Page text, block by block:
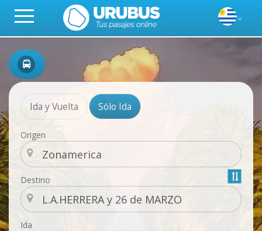
Ida y Vuelta Sólo Ida
Origen
Destino
Ida